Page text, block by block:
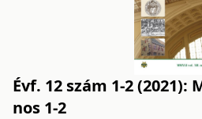
Évf. 12 szám 1-2 (2021):
nos 1-2